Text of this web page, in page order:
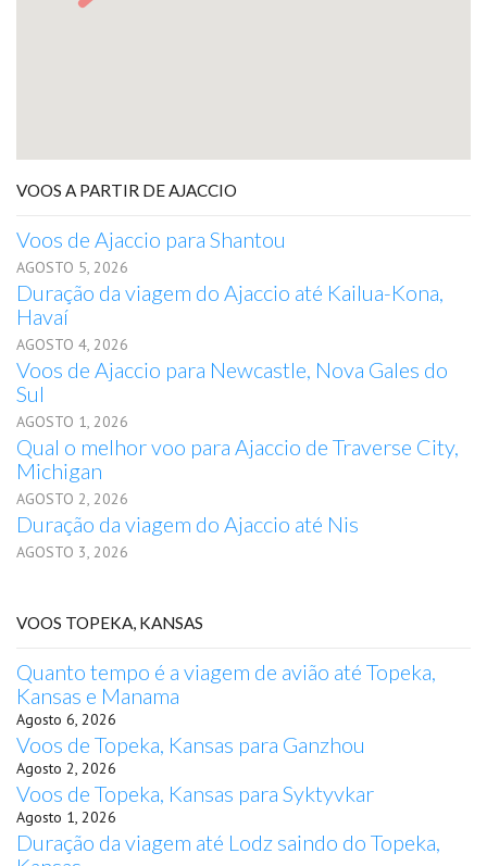
VOOS A PARTIR DE AJACCIO
Voos de Ajaccio para Shantou
AGOSTO 5, 2026
Duração da viagem do Ajaccio até Kailua-Kona,
Havaí
AGOSTO 4, 2026
Voos de Ajaccio para Newcastle, Nova Gales do
Sul
AGOSTO 1, 2026
Qual o melhor voo para Ajaccio de Traverse City,
Michigan
AGOSTO 2, 2026
Duração da viagem do Ajaccio até Nis
AGOSTO 3, 2026
VOOS TOPEKA, KANSAS
Quanto tempo é a viagem de avião até Topeka,
Kansas e Manama
Agosto 6, 2026
Voos de Topeka, Kansas para Ganzhou
Agosto 2, 2026
Voos de Topeka, Kansas para Syktyvkar
Agosto 1, 2026
Duração da viagem até Lodz saindo do Topeka,